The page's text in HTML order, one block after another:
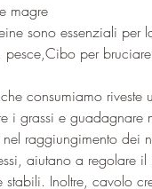
​​magre
​​sono essenziali per
pesce,Cibo per
consumiamo riveste
i grassi e guadagnare
raggiungimento dei
aiutano a regolare
stabili. Inoltre, cavolo